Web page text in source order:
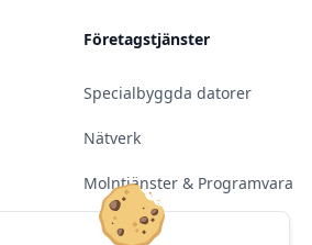
Företagstjänster
Specialbyggda datorer
Nätverk
Molntjänster & Programvara
Server & Backup